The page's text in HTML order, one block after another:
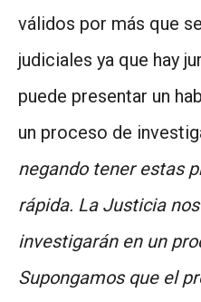
válidos por más que
judiciales ya que hay
puede presentar un
un proceso de
negando tener estas
rápida. La Justicia
investigarán en un
Supongamos que el